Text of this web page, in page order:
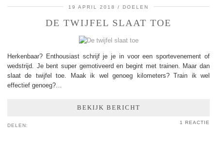
19 APRIL 2018 DOELEN
DE TWIJFEL SLAAT TOE
Herkenbaar? Enthousiast schrijf je je in voor een sportevenement of
wedstrijd. Je bent super gemotiveerd en begint met trainen. Maar dan
slaat de twijfel toe. Maak ik wel genoeg kilometers? Train ik wel
effectief genoeg?…
BEKIJK BERICHT
DELEN:
1 REACTIE